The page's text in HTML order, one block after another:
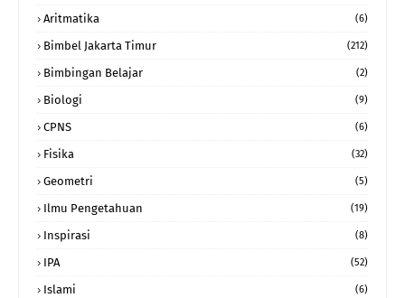
Aritmatika (6)
Bimbel Jakarta Timur (212)
Bimbingan Belajar (2)
Biologi (9)
CPNS (6)
Fisika (32)
Geometri (5)
Ilmu Pengetahuan (19)
Inspirasi (8)
IPA (52)
Islami (6)